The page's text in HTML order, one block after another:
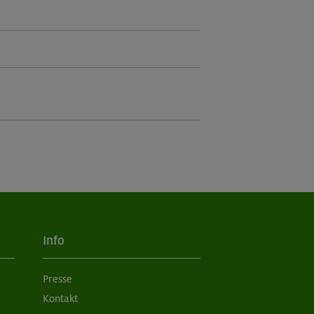
Info
Presse
Kontakt